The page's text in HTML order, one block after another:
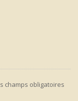
champs obligatoires